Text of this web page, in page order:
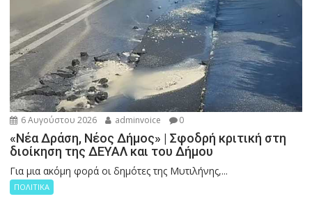
6 Αυγούστου 2026 adminvoice 0
«Νέα Δράση, Νέος Δήμος» | Σφοδρή κριτική στη
διοίκηση της ΔΕΥΑΛ και του Δήμου
Για μια ακόμη φορά οι δημότες της Μυτιλήνης,...
ΠΟΛΙΤΙΚΑ